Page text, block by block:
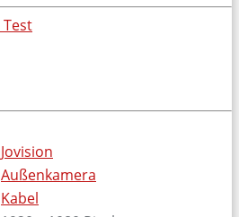
Jovision
Außenkamera
Kabel